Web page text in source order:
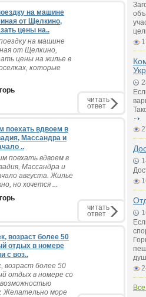
на машине
от Щелкино,
цены на..
на машине
от Щелкино,
цены на жилье в
которые
читать
ответ
поехать вдвоем в
Массандра и
..
поехать вдвоем в
Массандра и
августа. Жилье
но хочется ...
читать
ответ
возраст более 50
отдых в номере
с воз..
возраст более 50
отдых в номере со
Желательно море